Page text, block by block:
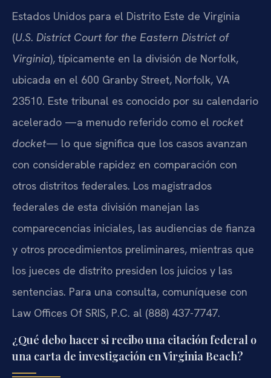
Estados Unidos para el Distrito Este de Virginia
(U.S. District Court for the Eastern District of
Virginia), típicamente en la división de Norfolk,
ubicada en el 600 Granby Street, Norfolk, VA
23510. Este tribunal es conocido por su calendario
acelerado —a menudo referido como el rocket
docket— lo que significa que los casos avanzan
con considerable rapidez en comparación con
otros distritos federales. Los magistrados
federales de esta división manejan las
comparecencias iniciales, las audiencias de fianza
y otros procedimientos preliminares, mientras que
los jueces de distrito presiden los juicios y las
sentencias. Para una consulta, comuníquese con
Law Offices Of SRIS, P.C. al (888) 437-7747.
¿Qué debo hacer si recibo una citación federal o
una carta de investigación en Virginia Beach?